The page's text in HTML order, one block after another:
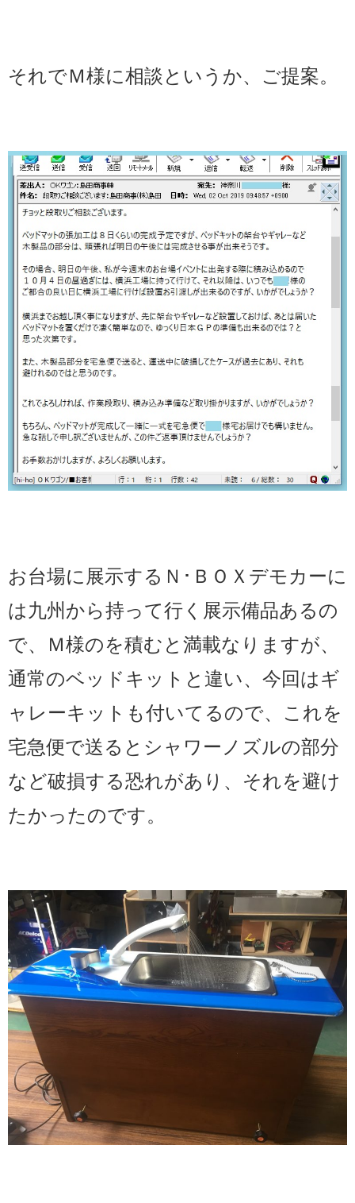
それでＭ様に相談というか、ご提案。
お台場に展示するＮ･ＢＯＸデモカーに
は九州から持って行く展示備品あるの
で、Ｍ様のを積むと満載なりますが、
通常のベッドキットと違い、今回はギ
ャレーキットも付いてるので、これを
宅急便で送るとシャワーノズルの部分
など破損する恐れがあり、それを避け
たかったのです。